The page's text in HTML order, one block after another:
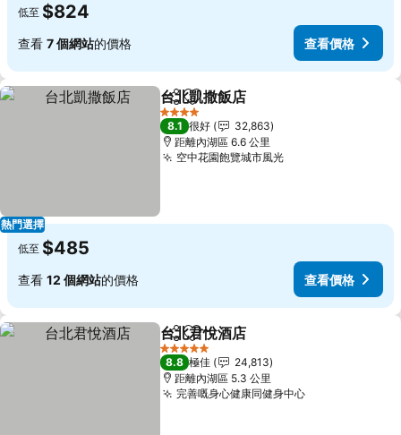
低至 $824
查看 7 個網站的價格 查看價格
熱門選擇
分享 放到收藏夾
台北凱撒飯店
4 星級
8.1 很好
32,863
距離內湖區 6.6 公里
空中花園飽覽城市風光查看價格
低至 $485
查看 12 個網站的價格 查看價格
分享 放到收藏夾
台北君悅酒店
5 星級
8.8 極佳
24,813
距離內湖區 5.3 公里
完善嘅身心健康同健身中心查看價格